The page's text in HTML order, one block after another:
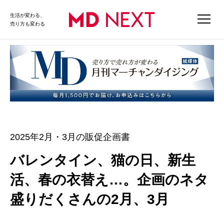
生活が変わる、
売り方も変わる
2025年2月・3月の販促企画書
バレンタイン、猫の日、新生
活、春の衣替え…。企画のネタ
盛りだくさんの2月、3月